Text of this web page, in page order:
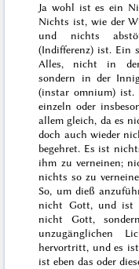
Ja wohl ist es ein
Nichts ist, wie der
und nichts
(Indifferenz) ist. Ein
Alles, nicht in der
sondern in der
(instar omnium) ist.
einzeln oder
allem gleich, da es
doch auch wieder
begehret. Es ist
ihm zu verneinen;
nichts so zu
So, um dieß
nicht Gott, und ist
nicht Gott,
unzugänglichen
hervortritt, und es
ist eben das oder